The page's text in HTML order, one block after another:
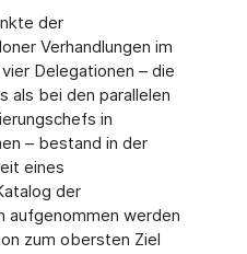
der
Verhandlungen im
Delegationen – die
als bei den parallelen
in
– bestand in der
eines
der
aufgenommen werden
zum obersten Ziel